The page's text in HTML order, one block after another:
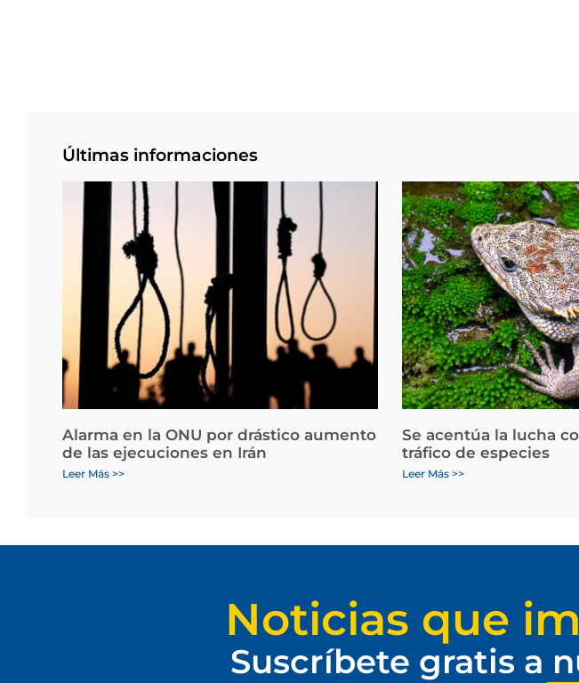
Últimas informaciones
Alarma en la ONU por drástico aumento
de las ejecuciones en Irán
Leer Más >>
Se acentúa la lucha
tráfico de especies
Leer Más >>
Noticias que
Suscríbete gratis a